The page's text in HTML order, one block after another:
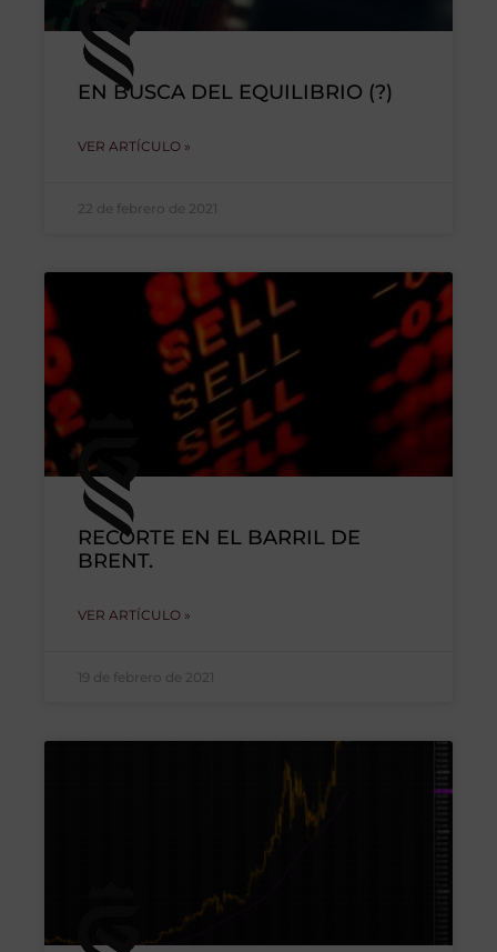
EN BUSCA DEL EQUILIBRIO (?)
VER ARTÍCULO »
22 de febrero de 2021
RECORTE EN EL BARRIL DE
BRENT.
VER ARTÍCULO »
19 de febrero de 2021